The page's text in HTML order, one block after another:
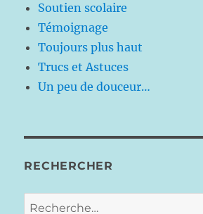
Soutien scolaire
Témoignage
Toujours plus haut
Trucs et Astuces
Un peu de douceur…
RECHERCHER
Recherche